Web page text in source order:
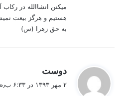
میکنن انشاالله در
هستیم و هرگز بیعت
به حق زهرا (س)
دوست
۲ مهر ۱۳۹۳ در ۶:۳۳ ب٫ظ